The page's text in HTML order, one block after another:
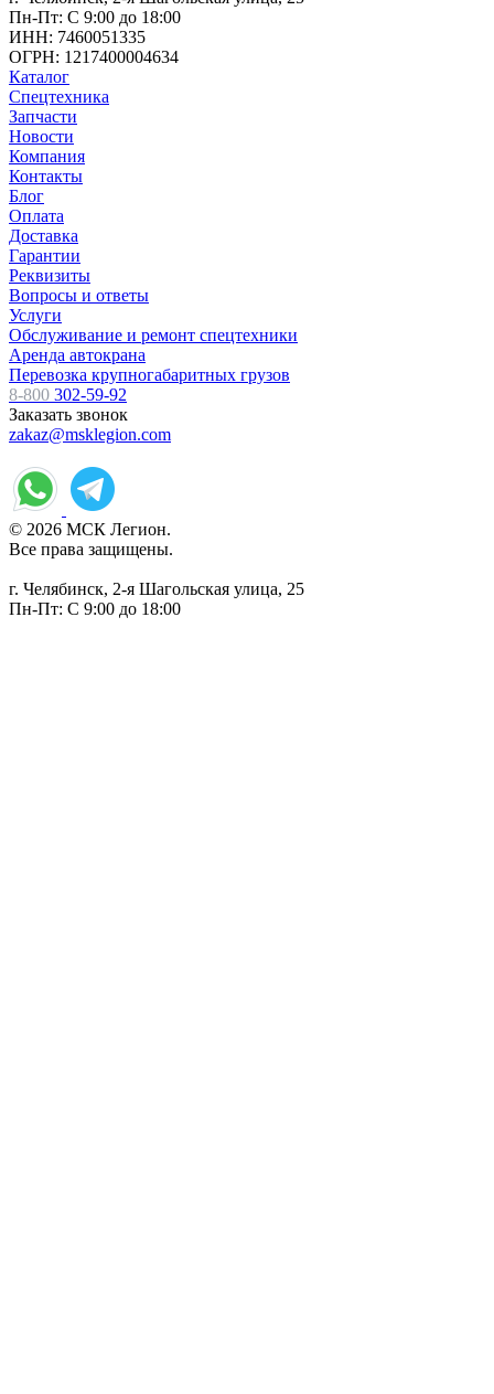
Пн-Пт: С 9:00 до 18:00
ИНН: 7460051335
ОГРН: 1217400004634
Каталог
Спецтехника
Запчасти
Новости
Компания
Контакты
Блог
Оплата
Доставка
Гарантии
Реквизиты
Вопросы и ответы
Услуги
Обслуживание и ремонт спецтехники
Аренда автокрана
Перевозка крупногабаритных грузов
8-800 302-59-92
Заказать звонок
zakaz@msklegion.com
© 2026 МСК Легион.
Все права защищены.
г. Челябинск, 2-я Шагольская улица, 25
Пн-Пт: С 9:00 до 18:00